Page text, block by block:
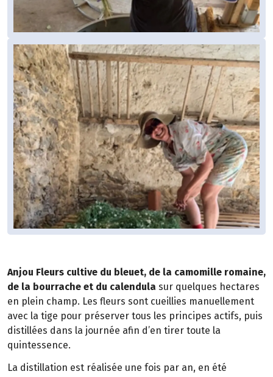
Anjou Fleurs cultive du bleuet, de la camomille romaine,
de la bourrache et du calendula sur quelques hectares
en plein champ. Les fleurs sont cueillies manuellement
avec la tige pour préserver tous les principes actifs, puis
distillées dans la journée afin d’en tirer toute la
quintessence.
La distillation est réalisée une fois par an, en été